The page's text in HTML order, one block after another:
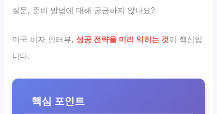
질문, 준비 방법에 대해 궁금하지 않나요?
미국 비자 인터뷰, 성공 전략을 미리 익히는 것이 핵심입
니다.
핵심 포인트